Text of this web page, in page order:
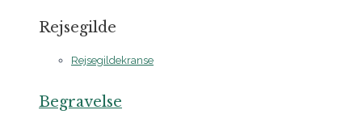
Rejsegilde
Rejsegildekranse
Begravelse